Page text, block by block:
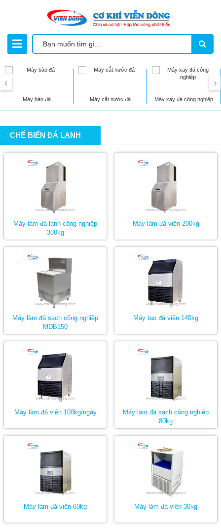
Máy bào đá Máy cắt nước đá Máy xay đá công nghiệp
‹ ›
CHẾ BIẾN ĐÁ LẠNH
Máy làm đá lạnh công nghiệp
300kg
Máy làm đá viên 200kg
Máy làm đá sạch công nghiệp
MDB150
Máy tạo đá viên 140kg
Máy làm đá viên 100kg/ngày
Máy làm đá sạch công nghiệp
80kg
Máy làm đá viên 60kg Máy làm đá viên 30kg